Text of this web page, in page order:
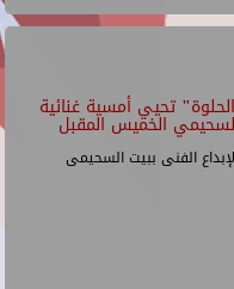
الحلوة" تحيي أمسية غنائية
الخميس المقبل
الفنى ببيت السحيمى